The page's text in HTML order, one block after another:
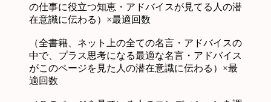
の仕事に役立つ知恵・アドバイスが見てる人の潜
在意識に伝わる）×最適回数
（全書籍、ネット上の全ての名言・アドバイスの
中で、プラス思考になる最適な名言・アドバイス
がこのページを見た人の潜在意識に伝わる）×最
適回数